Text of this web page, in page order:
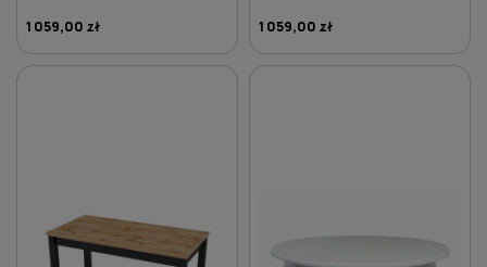
1 059,00 zł 1 059,00 zł